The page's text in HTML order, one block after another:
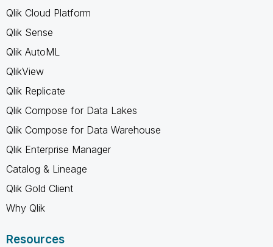
Qlik Cloud Platform
Qlik Sense
Qlik AutoML
QlikView
Qlik Replicate
Qlik Compose for Data Lakes
Qlik Compose for Data Warehouse
Qlik Enterprise Manager
Catalog & Lineage
Qlik Gold Client
Why Qlik
Resources